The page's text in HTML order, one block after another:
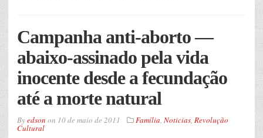
Campanha anti-aborto —
abaixo-assinado pela vida
inocente desde a fecundação
até a morte natural
Byedson on 10 de maio de 2011 Família, Noticias, Revolução
Cultural